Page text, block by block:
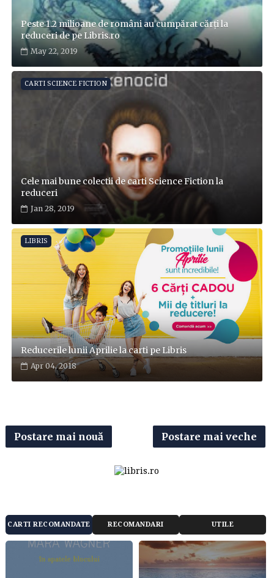
Peste 1.2 milioane de români au cumpărat cărți la
reduceri de pe Libris.ro
May 22, 2019
CARTI SCIENCE FICTION
Cele mai bune colectii de carti Science Fiction la
reduceri
Jan 28, 2019
LIBRIS
Reducerile lunii Aprilie la carti pe Libris
Apr 04, 2018
Postare mai nouă Postare mai veche
CARTI RECOMANDATE RECOMANDARI UTILE